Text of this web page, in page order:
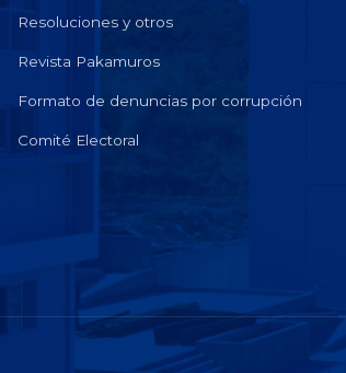
Resoluciones y otros
Revista Pakamuros
Formato de denuncias por corrupción
Comité Electoral